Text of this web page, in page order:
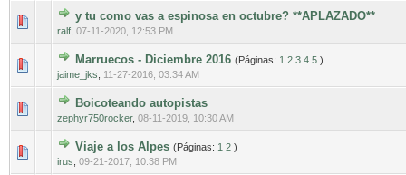
y tu como vas a espinosa en octubre? **APLAZADO**
ralf 07-11-2020, 12:53 PM
0 voto(s) - Media 0 de 5
12345
Marruecos - Diciembre 2016 (Páginas: 1 2 3 4 5 )
jaime_jks
11-27-2016, 03:34 AM
2 voto(s) - Media 4.5 de 5
12345
Boicoteando autopistas
zephyr750rocker, 08-11-2019, 10:30 AM
0 voto(s) - Media 0 de 5
123
Viaje a los Alpes (Páginas: 1 2 )
irus 09-21-2017, 10:38 PM
0 voto(s) - Media 0 de 5
1234 5